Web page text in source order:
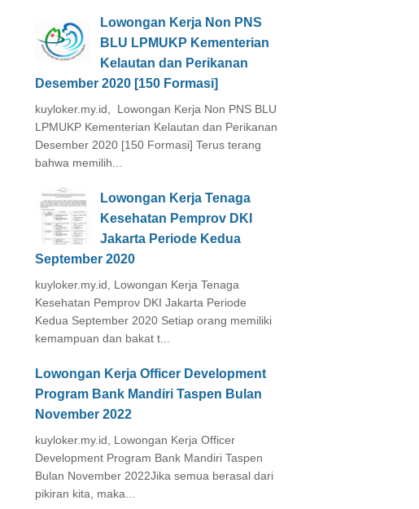
Lowongan Kerja Non PNS
BLU LPMUKP Kementerian
Kelautan dan Perikanan
Desember 2020 [150 Formasi]
kuyloker.my.id, Lowongan Kerja Non PNS BLU
LPMUKP Kementerian Kelautan dan Perikanan
Desember 2020 [150 Formasi] Terus terang
bahwa memilih...
Lowongan Kerja Tenaga
Kesehatan Pemprov DKI
Jakarta Periode Kedua
September 2020
kuyloker.my.id, Lowongan Kerja Tenaga
Kesehatan Pemprov DKI Jakarta Periode
Kedua September 2020 Setiap orang memiliki
kemampuan dan bakat t...
Lowongan Kerja Officer Development
Program Bank Mandiri Taspen Bulan
November 2022
kuyloker.my.id, Lowongan Kerja Officer
Development Program Bank Mandiri Taspen
Bulan November 2022Jika semua berasal dari
pikiran kita, maka...